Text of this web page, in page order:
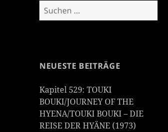
Suchen
nach:
NEUESTE BEITRÄGE
Kapitel 529: TOUKI
BOUKI/JOURNEY OF THE
HYENA/TOUKI BOUKI – DIE
REISE DER HYÄNE (1973)